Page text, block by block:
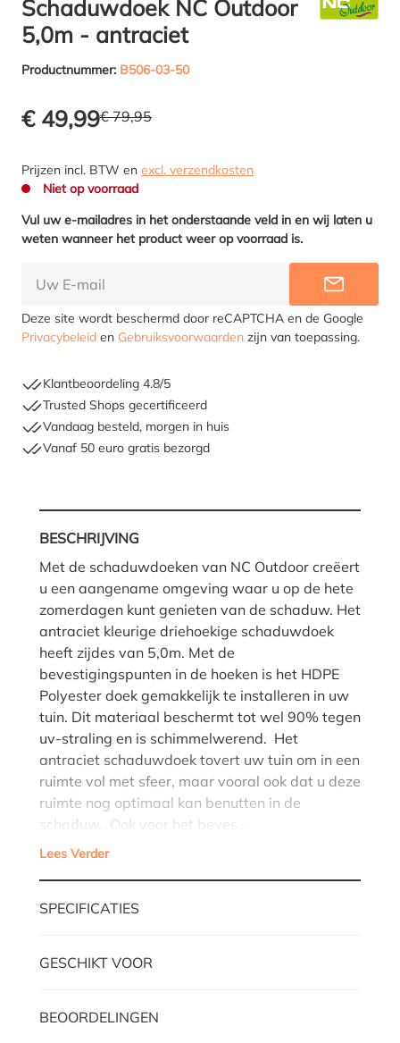
Schaduwdoek NC Outdoor
5,0m - antraciet
Productnummer: B506-03-50
€ 49,99€ 79,95
Prijzen incl. BTW en excl. verzendkosten
Niet op voorraad
Vul uw e-mailadres in het onderstaande veld in en wij laten u
weten wanneer het product weer op voorraad is.
Deze site wordt beschermd door reCAPTCHA en de Google
Privacybeleid en Gebruiksvoorwaarden zijn van toepassing.
Klantbeoordeling 4.8/5
Trusted Shops gecertificeerd
Vandaag besteld, morgen in huis
Vanaf 50 euro gratis bezorgd
BESCHRIJVING
Met de schaduwdoeken van NC Outdoor creëert
u een aangename omgeving waar u op de hete
zomerdagen kunt genieten van de schaduw. Het
antraciet kleurige driehoekige schaduwdoek
heeft zijdes van 5,0m. Met de
bevestigingspunten in de hoeken is het HDPE
Polyester doek gemakkelijk te installeren in uw
tuin. Dit materiaal beschermt tot wel 90% tegen
uv-straling en is schimmelwerend. Het
antraciet schaduwdoek tovert uw tuin om in een
ruimte vol met sfeer, maar vooral ook dat u deze
ruimte nog optimaal kan benutten in de
schaduw. Ook voor het beves…
Lees Verder
SPECIFICATIES
GESCHIKT VOOR
BEOORDELINGEN